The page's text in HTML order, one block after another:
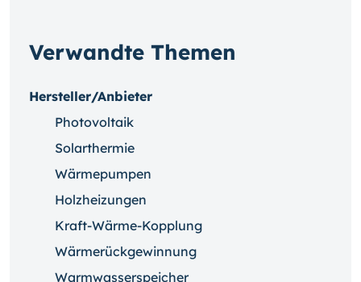
Verwandte Themen
Hersteller/Anbieter
Photovoltaik
Solarthermie
Wärmepumpen
Holzheizungen
Kraft-Wärme-Kopplung
Wärmerückgewinnung
Warmwasserspeicher